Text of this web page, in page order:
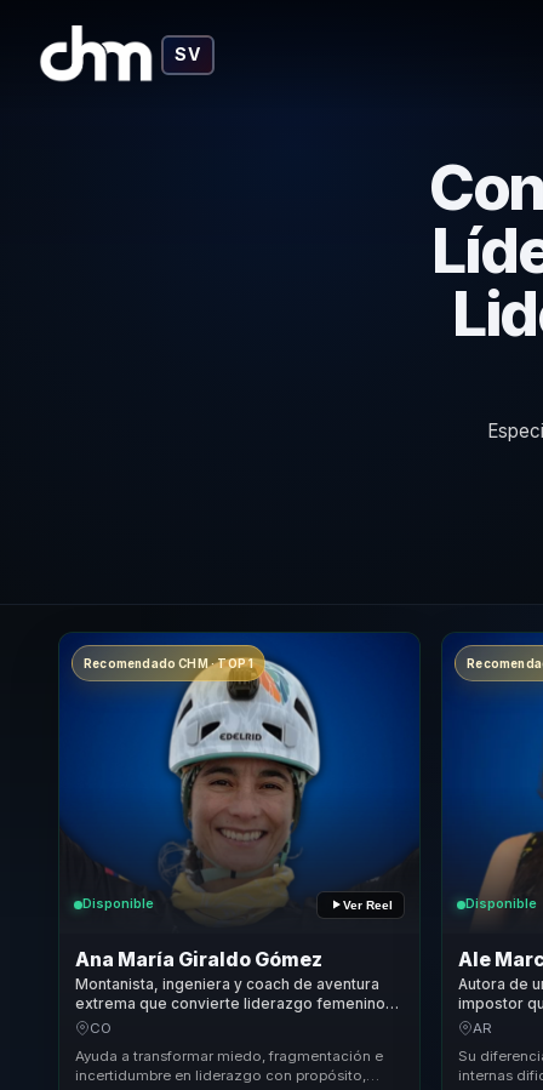
SV
Recomendado CHM · TOP 1
Disponible Ver Reel
Ana María Giraldo Gómez
Montanista, ingeniera y coach de aventura
extrema que convierte liderazgo femenino
en claridad para equipos y mujeres lideres.
CO
Ayuda a transformar miedo, fragmentación e
incertidumbre en liderazgo con propósito,
Disponible
Ale
Autora de
impostor
AR
Su
internas